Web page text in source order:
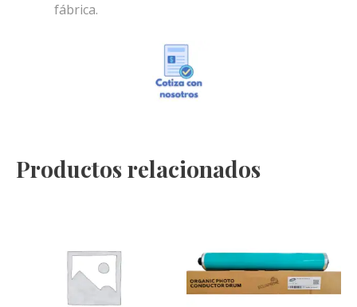
fábrica.
Productos relacionados